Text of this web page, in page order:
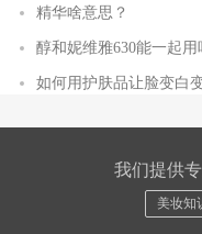
精华啥意思？
醇和妮维雅630能一起用
如何用护肤品让脸变白
我们提供
美妆知